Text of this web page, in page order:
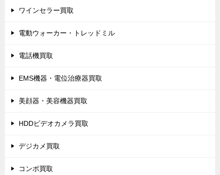
ワインセラー買取
電動ウォーカー・トレッドミル
電話機買取
EMS機器・電位治療器買取
美顔器・美容機器買取
HDDビデオカメラ買取
デジカメ買取
コンポ買取